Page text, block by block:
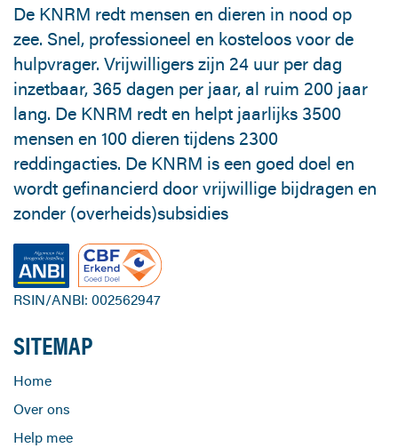
De KNRM redt mensen en dieren in nood op
zee. Snel, professioneel en kosteloos voor de
hulpvrager. Vrijwilligers zijn 24 uur per dag
inzetbaar, 365 dagen per jaar, al ruim 200 jaar
lang. De KNRM redt en helpt jaarlijks 3500
mensen en 100 dieren tijdens 2300
reddingacties. De KNRM is een goed doel en
wordt gefinancierd door vrijwillige bijdragen en
zonder (overheids)subsidies
RSIN/ANBI: 002562947
SITEMAP
Home
Over ons
Help mee